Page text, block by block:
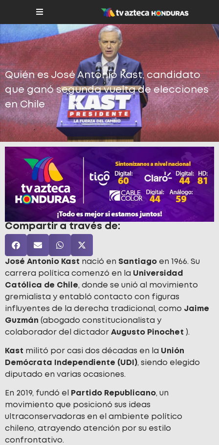
Quién es José Antonio Kast, candidato
que ganó segunda vuelta de elecciones
en Chile
Compartir a través de:
José Antonio Kast nació en Santiago en 1966. Su
carrera política comenzó en la Universidad
Católica de Chile, donde se unió al movimiento
gremialista y entabló contacto con figuras
influyentes de la derecha tradicional, como Jaime
Guzmán (abogado constitucionalista y
colaborador del dictador Augusto Pinochet ).
Kast militó por casi dos décadas en la Unión
Demócrata Independiente (UDI), siendo elegido
diputado en varias ocasiones.
En 2019, fundó el Partido Republicano, un
movimiento que posicionó sus ideas
ultraconservadoras en el ambiente político
chileno, atrayendo atención por su estilo
confrontativo.